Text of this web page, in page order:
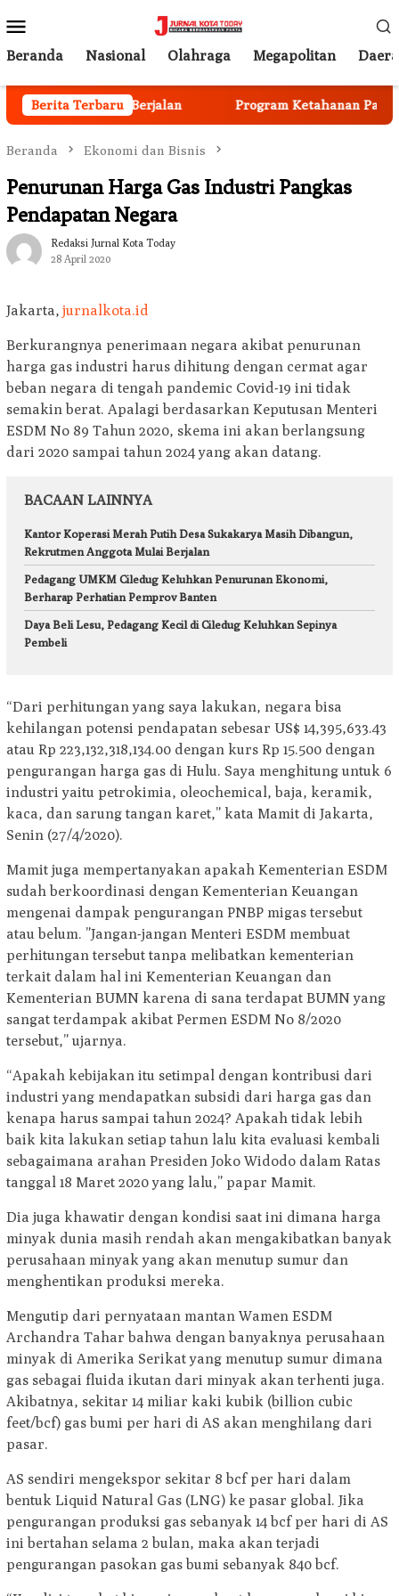
ke
kontenMobile
Beranda Nasional Olahraga Megapolitan
Berita Terbaru
Mulai Berjalan Program Ketahanan Pangan
Beranda Ekonomi dan Bisnis
Penurunan Harga Gas Industri Pangkas
Pendapatan Negara
Redaksi Jurnal Kota Today
28 April 2020
Jakarta, jurnalkota.id
Berkurangnya penerimaan negara akibat penurunan
harga gas industri harus dihitung dengan cermat agar
beban negara di tengah pandemic Covid-19 ini tidak
semakin berat. Apalagi berdasarkan Keputusan Menteri
ESDM No 89 Tahun 2020, skema ini akan berlangsung
dari 2020 sampai tahun 2024 yang akan datang.
BACAAN LAINNYA
Kantor Koperasi Merah Putih Desa Sukakarya Masih Dibangun,
Rekrutmen Anggota Mulai Berjalan
Pedagang UMKM Ciledug Keluhkan Penurunan Ekonomi,
Berharap Perhatian Pemprov Banten
Daya Beli Lesu, Pedagang Kecil di Ciledug Keluhkan Sepinya
Pembeli
“Dari perhitungan yang saya lakukan, negara bisa
kehilangan potensi pendapatan sebesar US$ 14,395,633.43
atau Rp 223,132,318,134.00 dengan kurs Rp 15.500 dengan
pengurangan harga gas di Hulu. Saya menghitung untuk 6
industri yaitu petrokimia, oleochemical, baja, keramik,
kaca, dan sarung tangan karet,” kata Mamit di Jakarta,
Senin (27/4/2020).
Mamit juga mempertanyakan apakah Kementerian ESDM
sudah berkoordinasi dengan Kementerian Keuangan
mengenai dampak pengurangan PNBP migas tersebut
atau belum. ”Jangan-jangan Menteri ESDM membuat
perhitungan tersebut tanpa melibatkan kementerian
terkait dalam hal ini Kementerian Keuangan dan
Kementerian BUMN karena di sana terdapat BUMN yang
sangat terdampak akibat Permen ESDM No 8/2020
tersebut,” ujarnya.
“Apakah kebijakan itu setimpal dengan kontribusi dari
industri yang mendapatkan subsidi dari harga gas dan
kenapa harus sampai tahun 2024? Apakah tidak lebih
baik kita lakukan setiap tahun lalu kita evaluasi kembali
sebagaimana arahan Presiden Joko Widodo dalam Ratas
tanggal 18 Maret 2020 yang lalu,” papar Mamit.
Dia juga khawatir dengan kondisi saat ini dimana harga
minyak dunia masih rendah akan mengakibatkan banyak
perusahaan minyak yang akan menutup sumur dan
menghentikan produksi mereka.
Mengutip dari pernyataan mantan Wamen ESDM
Archandra Tahar bahwa dengan banyaknya perusahaan
minyak di Amerika Serikat yang menutup sumur dimana
gas sebagai fluida ikutan dari minyak akan terhenti juga.
Akibatnya, sekitar 14 miliar kaki kubik (billion cubic
feet/bcf) gas bumi per hari di AS akan menghilang dari
pasar.
AS sendiri mengekspor sekitar 8 bcf per hari dalam
bentuk Liquid Natural Gas (LNG) ke pasar global. Jika
pengurangan produksi gas sebanyak 14 bcf per hari di AS
ini bertahan selama 2 bulan, maka akan terjadi
pengurangan pasokan gas bumi sebanyak 840 bcf.